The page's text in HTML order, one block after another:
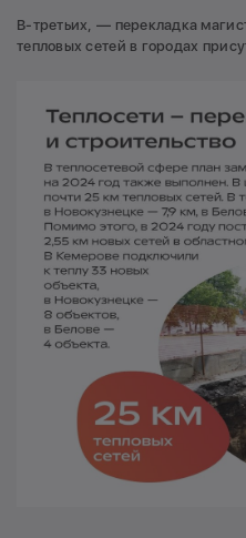
В-третьих, — перекладка
тепловых сетей в городах